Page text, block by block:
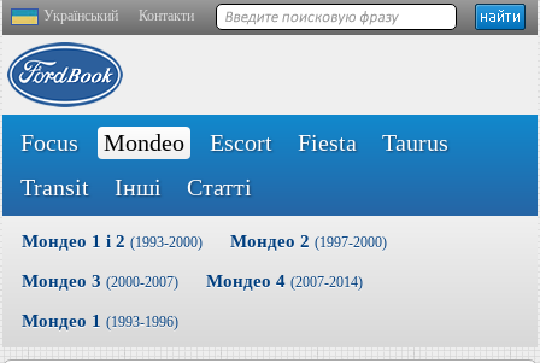
Український Контакти
Focus Mondeo Escort Fiesta
Taurus
Transit
Інші Статті
Мондео 1 і 2 (1993-2000) Мондео 2 (1997-2000)
Мондео 3 (2000-2007) Мондео 4 (2007-2014)
Мондео 1 (1993-1996)